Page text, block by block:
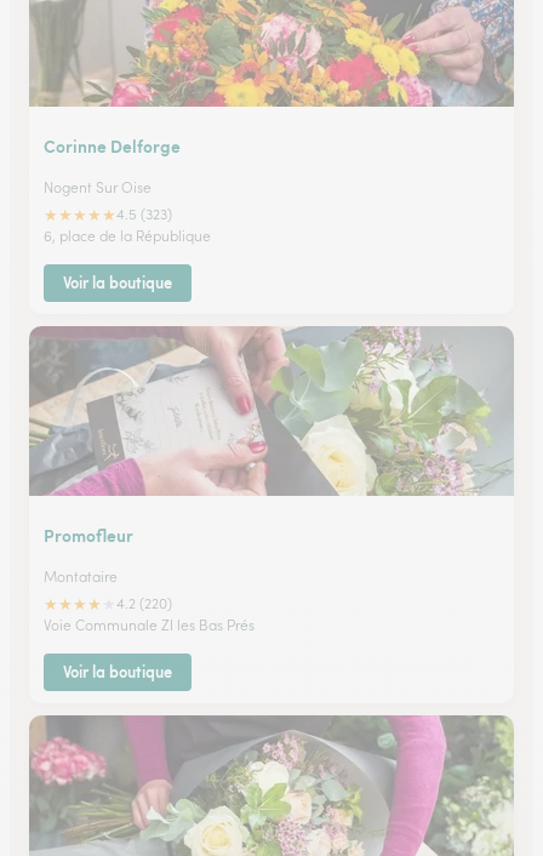
Corinne Delforge
Nogent Sur Oise
★★★★★4.5 (323)
6, place de la République
Voir la boutique
Promofleur
Montataire
★★★★
4.2 (220)
Voie Communale ZI les Bas Prés
Voir la boutique